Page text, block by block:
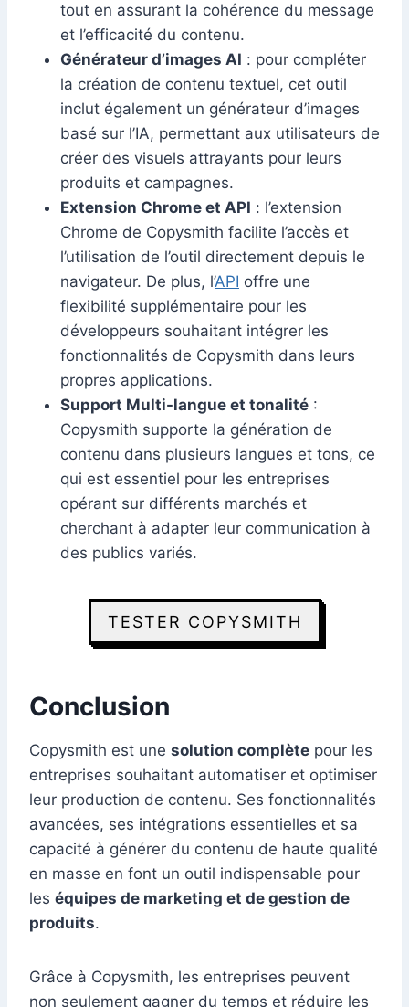
tout en assurant la cohérence du message
et l’efficacité du contenu.
Générateur d’images AI : pour compléter
la création de contenu textuel, cet outil
inclut également un générateur d’images
basé sur l’IA, permettant aux utilisateurs de
créer des visuels attrayants pour leurs
produits et campagnes.
Extension Chrome et API : l’extension
Chrome de Copysmith facilite l’accès et
l’utilisation de l’outil directement depuis le
navigateur. De plus, l’API offre une
flexibilité supplémentaire pour les
développeurs souhaitant intégrer les
fonctionnalités de Copysmith dans leurs
propres applications.
Support Multi-langue et tonalité :
Copysmith supporte la génération de
contenu dans plusieurs langues et tons, ce
qui est essentiel pour les entreprises
opérant sur différents marchés et
cherchant à adapter leur communication à
des publics variés.
TESTER COPYSMITH
Conclusion
Copysmith est une solution complète pour les
entreprises souhaitant automatiser et optimiser
leur production de contenu. Ses fonctionnalités
avancées, ses intégrations essentielles et sa
capacité à générer du contenu de haute qualité
en masse en font un outil indispensable pour
les équipes de marketing et de gestion de
produits.
Grâce à Copysmith, les entreprises peuvent
non seulement gagner du temps et réduire les